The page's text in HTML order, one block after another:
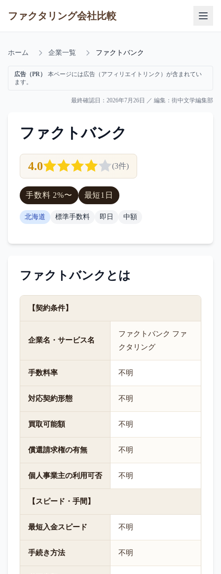
ファクタリング会社比較
ホーム 企業一覧 ファクトバンク
広告（PR）
本ページには広告（アフィリエイトリンク）が含まれてい
ます。
最終確認日： 2026年7月26日 ／ 編集： 街中文学編集部
ファクトバンク
4.0 (3件)
手数料 2%〜 最短1日
北海道 標準手数料 即日 中額
ファクトバンク とは
【契約条件】
企業名・サービス名
ファクトバンク ファ
クタリング
手数料率 不明
対応契約形態 不明
買取可能額 不明
償還請求権の有無 不明
個人事業主の利用可否 不明
【スピード・手間】
最短入金スピード 不明
手続き方法 不明